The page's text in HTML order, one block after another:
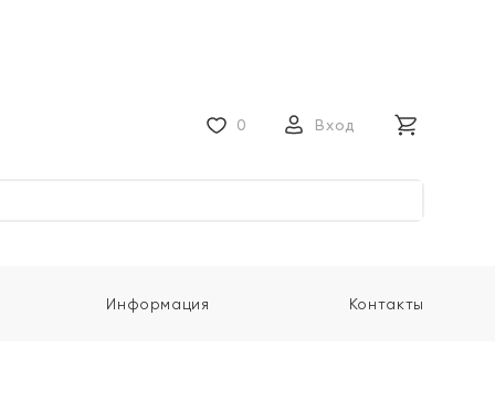
0 Вход
Информация Контакты